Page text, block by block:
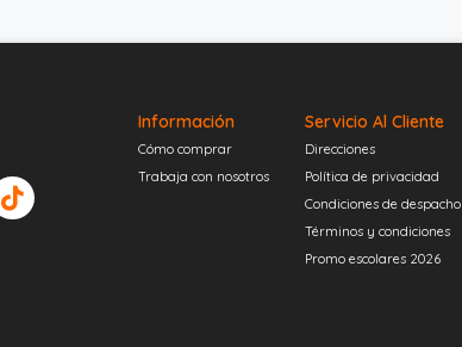
Información
Cómo comprar
Trabaja con nosotros
Servicio Al Cliente
Direcciones
Política de privacidad
Condiciones de despacho
Términos y condiciones
Promo escolares 2026